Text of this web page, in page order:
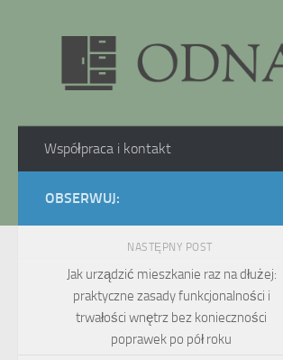
Współpraca i kontakt
OBSERWUJ:
NASTĘPNY POST
Jak urządzić mieszkanie raz na dłużej:
praktyczne zasady funkcjonalności i
trwałości wnętrz bez konieczności
poprawek po pół roku